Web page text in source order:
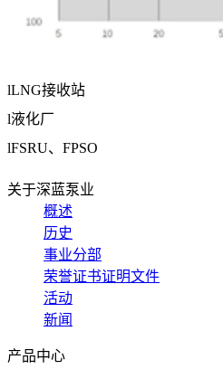
lLNG接收站
l液化厂
lFSRU、 FPSO
关于深蓝泵业
概述
历史
事业分部
荣誉证书证明文件
活动
新闻
产品中心